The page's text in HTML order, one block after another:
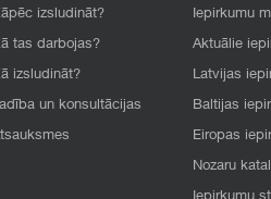
izsludināt?
tas darbojas?
izsludināt?
un konsultācijas
Iepirkumu
Aktuālie
Latvijas
Baltijas
Eiropas
Nozaru